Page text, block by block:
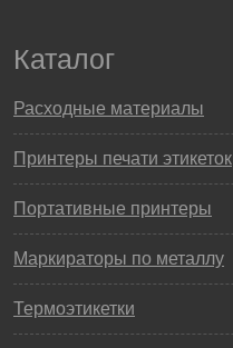
Каталог
Расходные материалы
Принтеры печати этикеток
Портативные принтеры
Маркираторы по металлу
Термоэтикетки